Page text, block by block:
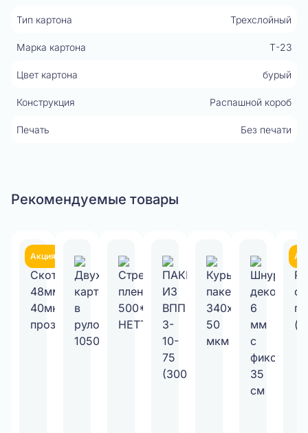
Тип картона Трехслойный
Марка картона Т-23
Цвет картона бурый
Конструкция Распашной короб
Печать Без печати
Рекомендуемые товары
Акция